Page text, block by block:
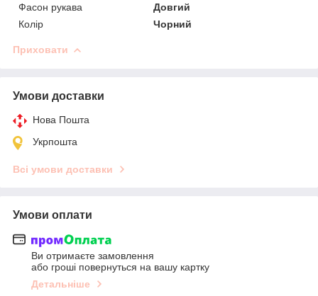
Фасон рукава
Довгий
Колір
Чорний
Приховати
Умови доставки
Нова Пошта
Укрпошта
Всі умови доставки
Умови оплати
Ви отримаєте замовлення
або гроші повернуться на вашу картку
Детальніше